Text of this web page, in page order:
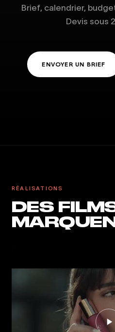
Brief, calendrier,
Devis sous
ENVOYER UN BRIEF
RÉALISATIONS
DES